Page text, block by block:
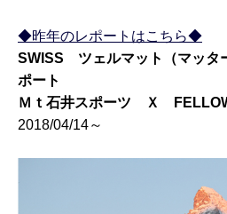
◆昨年のレポートはこちら◆
SWISS ツェルマット （マッタ
ポート
Ｍｔ石井スポーツ
Ｘ
2018/04/14～